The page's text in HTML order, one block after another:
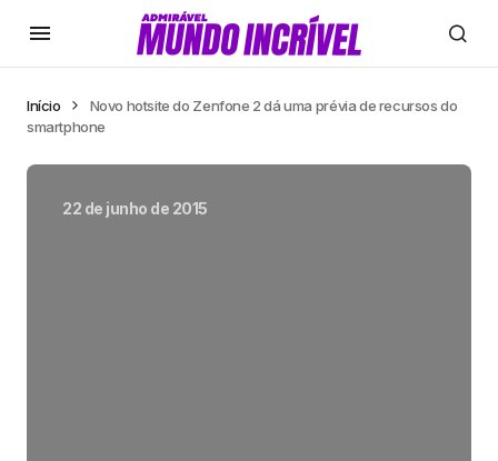
Início
Novo hotsite do Zenfone 2 dá uma prévia de recursos do
smartphone
22 de junho de 2015